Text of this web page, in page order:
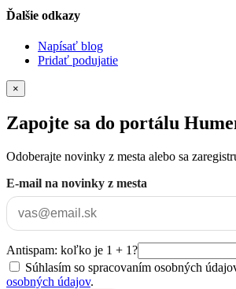
Ďalšie odkazy
Napísať blog
Pridať podujatie
×
Zapojte sa do portálu
Odoberajte novinky z mesta alebo sa
E-mail na novinky z mesta
Antispam: koľko je 1 + 1?
Súhlasím so spracovaním osobných
osobných údajov.